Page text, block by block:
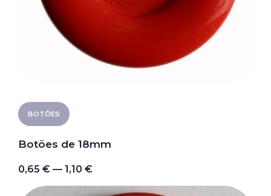
BOTÕES
Botões de 18mm
0,65 € — 1,10 €